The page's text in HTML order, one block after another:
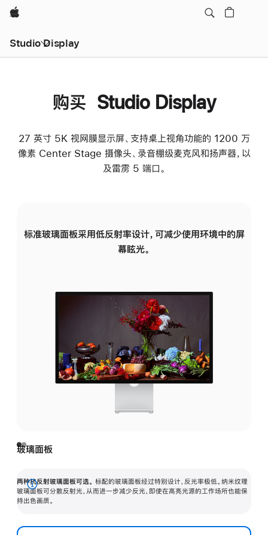
Apple
Studio Display
购买 Studio Display
27 英寸 5K 视网膜显示屏、支持桌上视角功能的 1200 万
像素 Center Stage 摄像头、录音棚级麦克风和扬声器，以
及雷雳 5 端口。
标准玻璃面板采用低反射率设计，可减少使用环境中的屏
幕眩光。
玻璃面板
两种抗反射玻璃面板可选。 标配的玻璃面板经过特别设计，反光率极低。纳米纹理
玻璃面板可分散反射光，从而进一步减少反光，即使在高亮光源的工作场所也能保
持出色画质。
展
开